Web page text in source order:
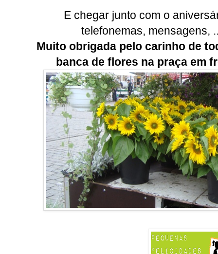
E chegar junto com o
telefonemas, mensagens,
Muito obrigada pelo carinho de
banca de flores na praça em